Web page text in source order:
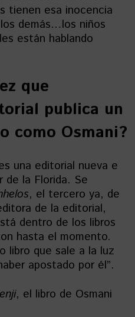
tienen esa inocencia
demás…los niños
están hablando
que
publica un
como Osmani?
una editorial nueva e
de la Florida. Se
, el tercero ya, de
de la editorial,
dentro de los libros
hasta el momento.
libro que sale a la luz
apostado por él”.
, el libro de Osmani